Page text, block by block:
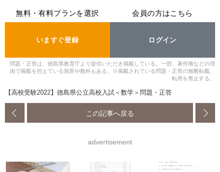
無料・有料プランを選択
いますぐ登録
会員の方はこちら
ログイン
問題・正答は、徳島県教育庁より提供いただき掲載している。一部、著作権などの理
由で掲載を控えている箇所や教科もある。※掲載されている問題・正答の無断転載、
転用を禁止する。
【高校受験2022】徳島県公立高校入試＜数学＞問題・正答
この記事へ戻る
advertisement